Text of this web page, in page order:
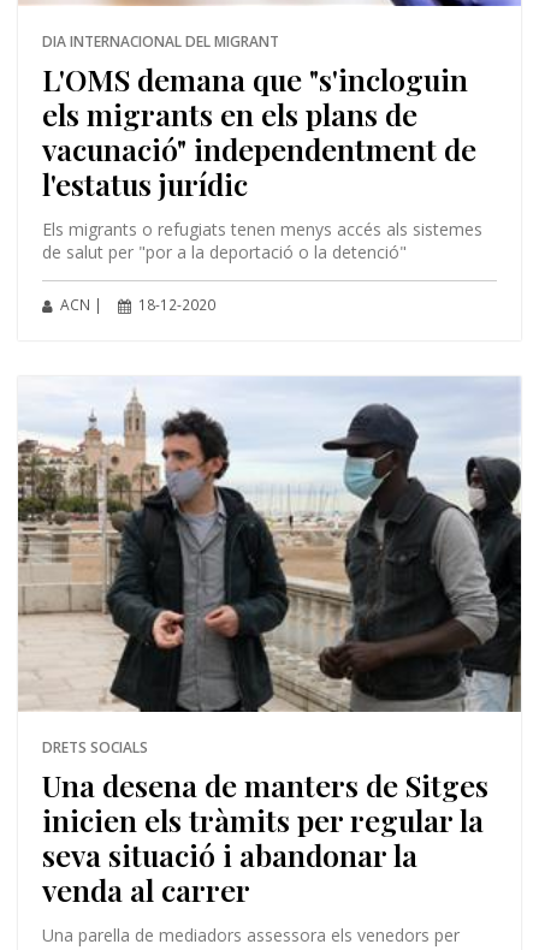
DIA INTERNACIONAL DEL MIGRANT
L'OMS demana que "s'incloguin
els migrants en els plans de
vacunació" independentment de
l'estatus jurídic
Els migrants o refugiats tenen menys accés als sistemes
de salut per "por a la deportació o la detenció"
ACN | 18-12-2020
DRETS SOCIALS
Una desena de manters de Sitges
inicien els tràmits per regular la
seva situació i abandonar la
venda al carrer
Una parella de mediadors assessora els venedors per